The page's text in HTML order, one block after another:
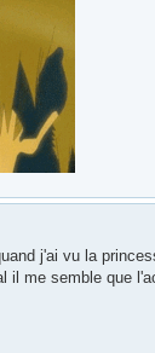
j'ai vu la
il me semble que